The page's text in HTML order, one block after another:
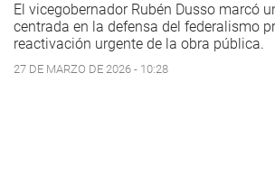
El vicegobernador Rubén Dusso marcó
centrada en la defensa del federalismo
reactivación urgente de la obra pública.
27 DE MARZO DE 2026 - 10:28